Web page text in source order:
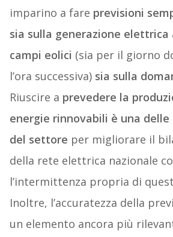
imparino a fare previsioni
sia sulla generazione elettrica
campi eolici (sia per il giorno
l’ora successiva) sia sulla
Riuscire a prevedere la
energie rinnovabili è una
del settore per migliorare il
della rete elettrica nazionale
l’intermittenza propria di
Inoltre, l’accuratezza della
un elemento ancora più